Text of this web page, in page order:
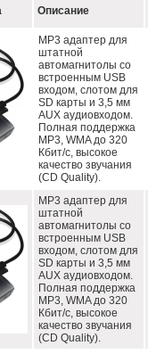
Описание
MP3 адаптер для
штатной
автомагнитолы со
встроенным USB
входом, слотом для
SD карты и 3,5 мм
AUX аудиовходом.
Полная поддержка
MP3, WMA до 320
Кбит/c, высокое
качество звучания
(CD Quality).
MP3 адаптер для
штатной
автомагнитолы со
встроенным USB
входом, слотом для
SD карты и 3,5 мм
AUX аудиовходом.
Полная поддержка
MP3, WMA до 320
Кбит/c, высокое
качество звучания
(CD Quality).